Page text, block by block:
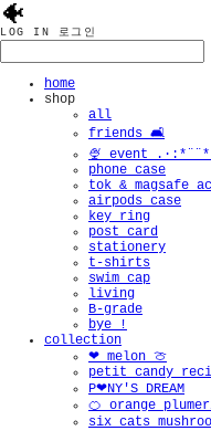
🐠
LOG IN 로그인
home
shop
all
friends 🛋️
🍨 event
phone case
tok & magsafe
airpods case
key ring
post card
stationery
t-shirts
swim cap
living
B-grade
bye !
collection
❤︎ melon 🍈
petit candy
P❤︎NY'S DREAM
🍊 orange
six cats